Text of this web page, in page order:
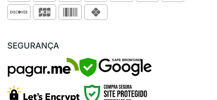
SEGURANÇA
SAFE BROWSING